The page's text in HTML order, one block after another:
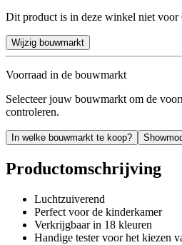
Dit product is in deze winkel niet
Wijzig bouwmarkt
Voorraad in de bouwmarkt
Selecteer jouw bouwmarkt om de
controleren.
In welke bouwmarkt te koop?
Productomschrijving
Luchtzuiverend
Perfect voor de kinderkamer
Verkrijgbaar in 18 kleuren
Handige tester voor het kiezen